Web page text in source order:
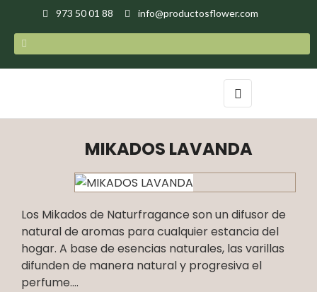
973 50 01 88 info@productosflower.com
Navegación
de
palanca
☰
MIKADOS LAVANDA
Los Mikados de Naturfragance son un difusor de
natural de aromas para cualquier estancia del
hogar. A base de esencias naturales, las varillas
difunden de manera natural y progresiva el
perfume....